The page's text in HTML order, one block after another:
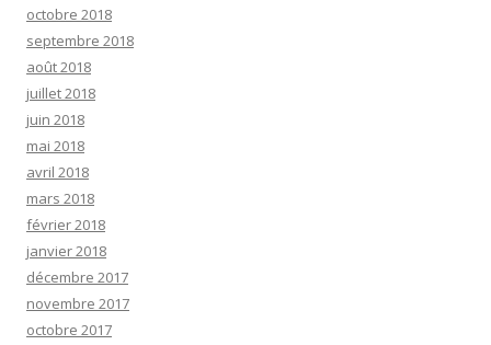
octobre 2018
septembre 2018
août 2018
juillet 2018
juin 2018
mai 2018
avril 2018
mars 2018
février 2018
janvier 2018
décembre 2017
novembre 2017
octobre 2017